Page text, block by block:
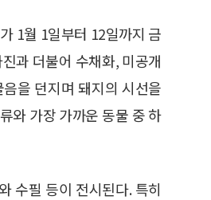
1월 1일부터 12일까지 금
과 더불어 수채화, 미공개
을 던지며 돼지의 시선을
와 가장 가까운 동물 중 하
수필 등이 전시된다. 특히